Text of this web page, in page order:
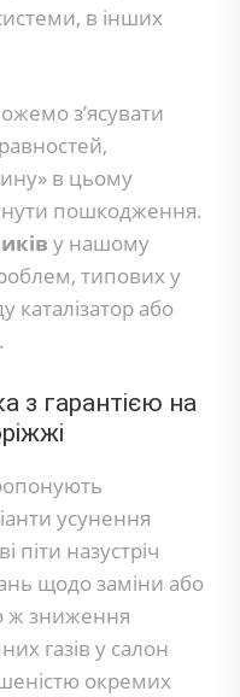
в інших
з’ясувати
в цьому
пошкодження.
у нашому
типових у
каталізатор або
з гарантією на
усунення
піти назустріч
щодо заміни або
ж зниження
газів у салон
окремих